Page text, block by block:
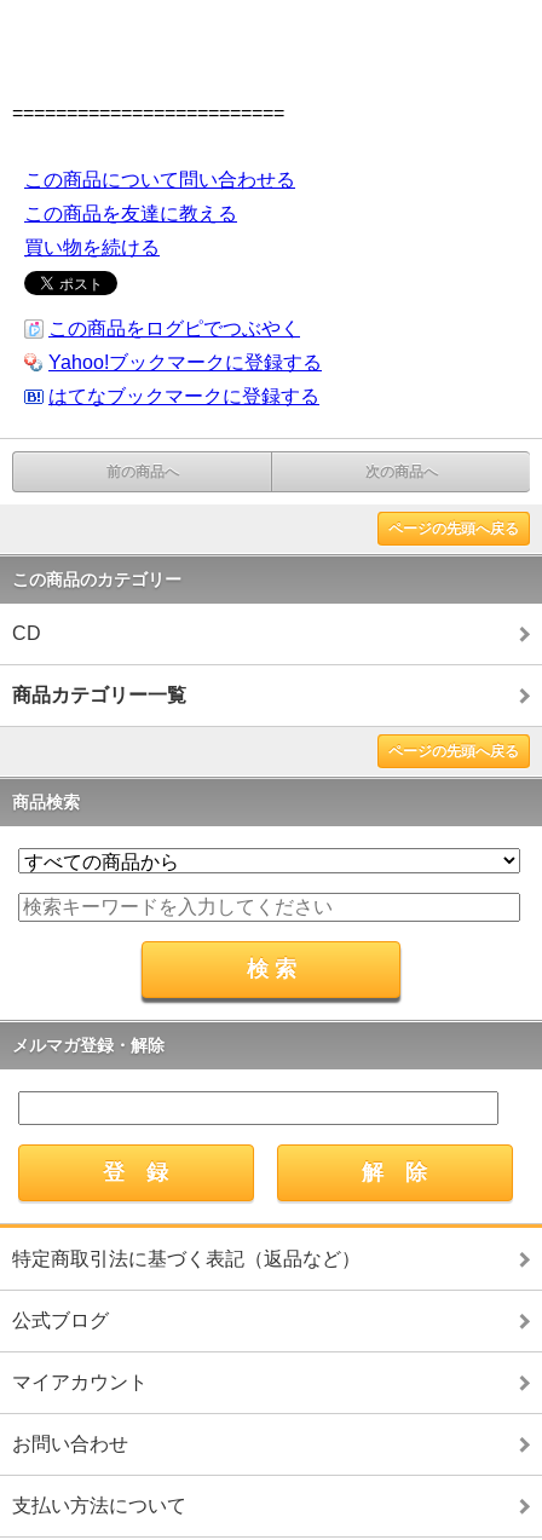
=========================
この商品について問い合わせる
この商品を友達に教える
買い物を続ける
この商品をログピでつぶやく
Yahoo!ブックマークに登録する
はてなブックマークに登録する
前の商品へ 次の商品へ
ページの先頭へ戻る
この商品のカテゴリー
CD
商品カテゴリー一覧
ページの先頭へ戻る
商品検索
メルマガ登録・解除
特定商取引法に基づく表記（返品など）
公式ブログ
マイアカウント
お問い合わせ
支払い方法について